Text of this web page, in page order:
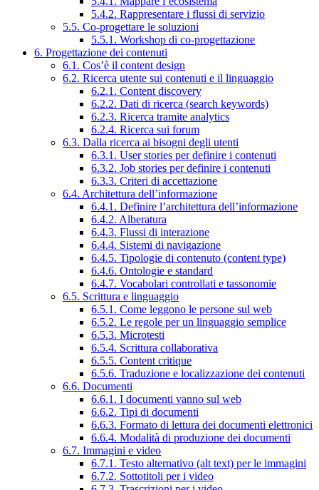
5.4.2. Rappresentare i flussi di servizio
5.5. Co-progettare le soluzioni
5.5.1. Workshop di co-progettazione
6. Progettazione dei contenuti
6.1. Cos’è il content design
6.2. Ricerca utente sui contenuti e il linguaggio
6.2.1. Content discovery
6.2.2. Dati di ricerca (search keywords)
6.2.3. Ricerca tramite analytics
6.2.4. Ricerca sui forum
6.3. Dalla ricerca ai bisogni degli utenti
6.3.1. User stories per definire i contenuti
6.3.2. Job stories per definire i contenuti
6.3.3. Criteri di accettazione
6.4. Architettura dell’informazione
6.4.1. Definire l’architettura dell’informazione
6.4.2. Alberatura
6.4.3. Flussi di interazione
6.4.4. Sistemi di navigazione
6.4.5. Tipologie di contenuto (content type)
6.4.6. Ontologie e standard
6.4.7. Vocabolari controllati e tassonomie
6.5. Scrittura e linguaggio
6.5.1. Come leggono le persone sul web
6.5.2. Le regole per un linguaggio semplice
6.5.3. Microtesti
6.5.4. Scrittura collaborativa
6.5.5. Content critique
6.5.6. Traduzione e localizzazione dei contenuti
6.6. Documenti
6.6.1. I documenti vanno sul web
6.6.2. Tipi di documenti
6.6.3. Formato di lettura dei documenti elettronici
6.6.4. Modalità di produzione dei documenti
6.7. Immagini e video
6.7.1. Testo alternativo (alt text) per le immagini
6.7.2. Sottotitoli per i video